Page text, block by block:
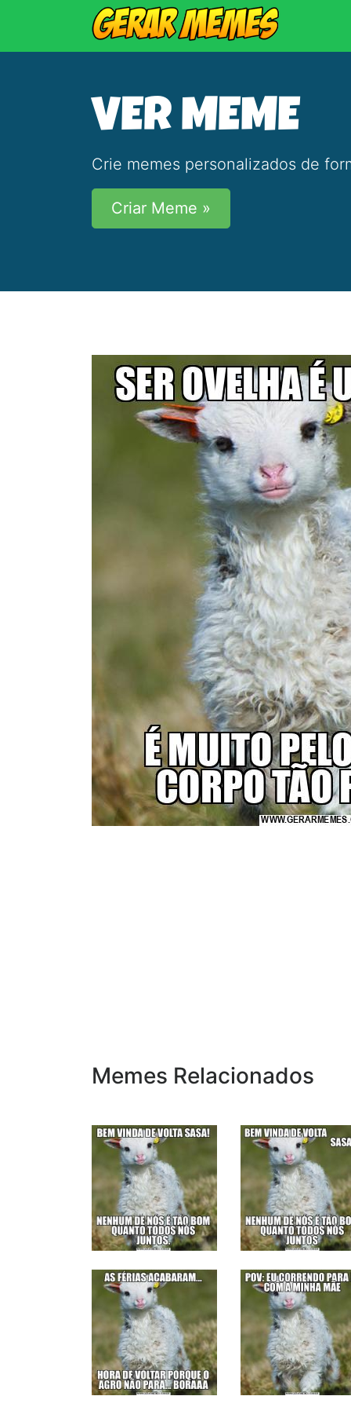
VER MEME
Crie memes personalizados de
Criar Meme »
Memes Relacionados